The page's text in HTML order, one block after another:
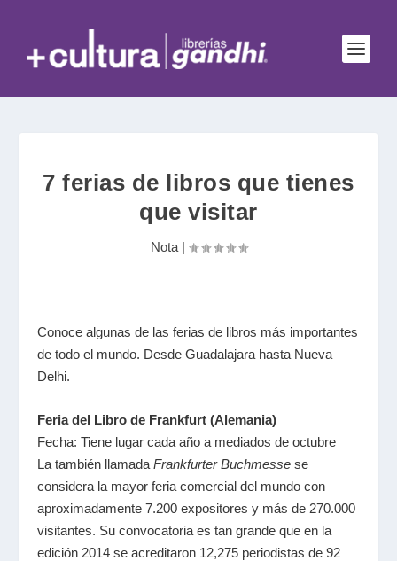
7 ferias de libros que tienes
que visitar
Nota|
Conoce algunas de las ferias de libros más importantes
de todo el mundo. Desde Guadalajara hasta Nueva
Delhi.
Feria del Libro de Frankfurt (Alemania)
Fecha: Tiene lugar cada año a mediados de octubre
La también llamadaFrankfurter Buchmesse se
considera la mayor feria comercial del mundo con
aproximadamente 7.200 expositores y más de 270.000
visitantes. Su convocatoria es tan grande que en la
edición 2014 se acreditaron 12,275 periodistas de 92